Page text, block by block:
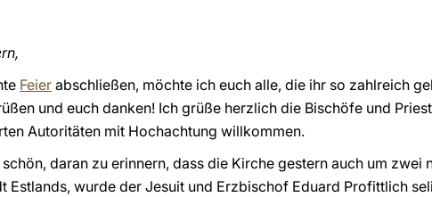
Feier abschließen, möchte ich euch alle, die ihr so zahlreich
und euch danken! Ich grüße herzlich die Bischöfe und
Autoritäten mit Hochachtung willkommen.
daran zu erinnern, dass die Kirche gestern auch um zwei
Estlands, wurde der Jesuit und Erzbischof Eduard Profittlich